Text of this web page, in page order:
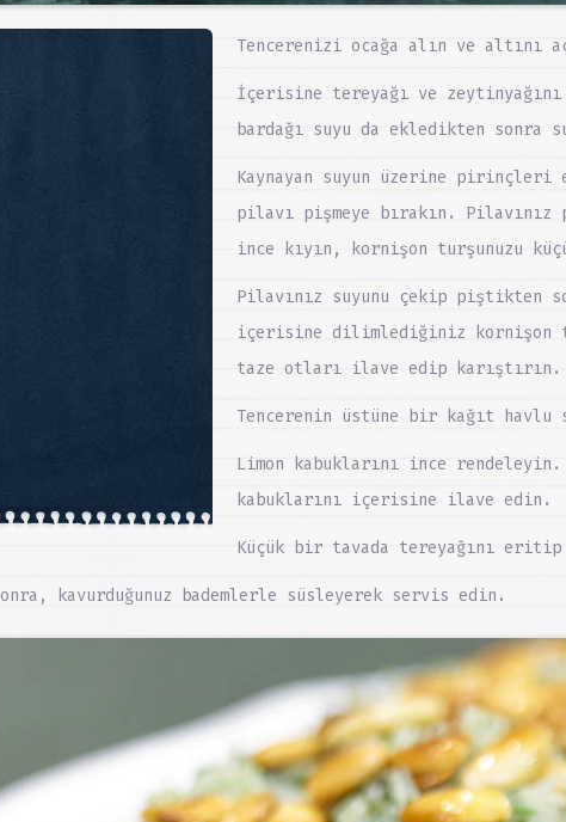
Tencerenizi ocağa alın ve altını
İçerisine tereyağı ve
bardağı suyu da ekledikten sonra
Kaynayan suyun üzerine
pilavı pişmeye bırakın.
ince kıyın, kornişon turşunuzu
Pilavınız suyunu çekip piştikten
içerisine dilimlediğiniz kornişon
taze otları ilave edip karıştırın.
Tencerenin üstüne bir kağıt havlu
Limon kabuklarını ince
kabuklarını içerisine ilave edin.
Küçük bir tavada tereyağını
kavurduğunuz bademlerle süsleyerek servis edin.